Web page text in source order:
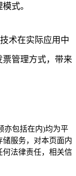
式。
术在实际应用中
管理方式，带来
亦包括在内)均为平
服务，对本页面内
何法律责任，相关信